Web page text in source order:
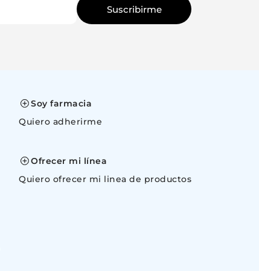
Suscribirme
Soy farmacia
Quiero adherirme
Ofrecer mi línea
Quiero ofrecer mi linea de productos